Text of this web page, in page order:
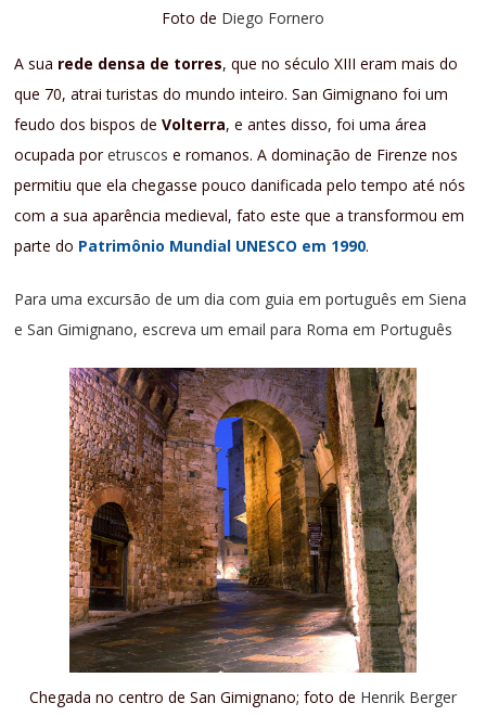
Foto de Diego Fornero
A sua rede densa de torres, que no século XIII eram mais do
que 70, atrai turistas do mundo inteiro. San Gimignano foi um
feudo dos bispos deVolterra, e antes disso, foi uma área
ocupada poretruscose romanos. A dominação de Firenze nos
permitiu que ela chegasse pouco danificada pelo tempo até nós
com a sua aparência medieval, fato este que a transformou em
parte do Patrimônio Mundial UNESCO em 1990.
Para uma excursão de um dia com guia em português em Siena
e San Gimignano, escreva um email para Roma em Português
Chegada no centro de San Gimignano; foto de Henrik Berger